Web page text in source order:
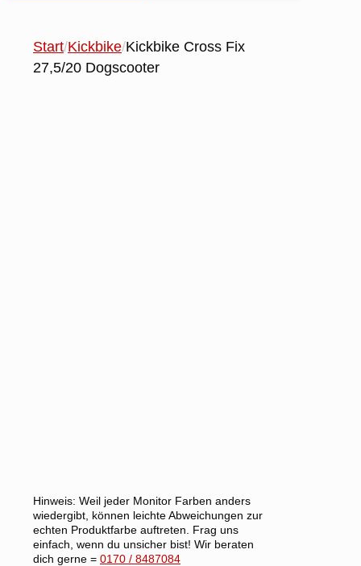
Start/Kickbike/Kickbike Cross Fix
27,5/20 Dogscooter
Hinweis: Weil jeder Monitor Farben anders
wiedergibt, können leichte Abweichungen zur
echten Produktfarbe auftreten. Frag uns
einfach, wenn du unsicher bist! Wir beraten
dich gerne = 0170 / 8487084